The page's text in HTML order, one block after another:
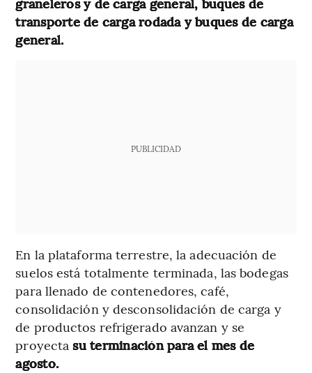
transporte de carga rodada y buques de carga
general.
PUBLICIDAD
En la plataforma terrestre, la adecuación de
suelos está totalmente terminada, las bodegas
para llenado de contenedores, café,
consolidación y desconsolidación de carga y
de productos refrigerado avanzan y se
proyecta su terminación para el mes de
agosto.